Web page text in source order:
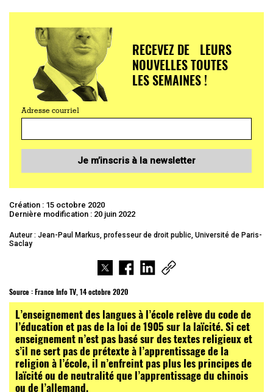
RECEVEZ DE LEURS
NOUVELLES TOUTES
LES SEMAINES !
Adresse courriel
Je m’inscris à la newsletter
Création : 15 octobre 2020
Dernière modification : 20 juin 2022
Auteur : Jean-Paul Markus, professeur de droit public, Université de Paris-
Saclay
Source :France Info TV, 14 octobre 2020
L’enseignement des langues à l’école relève du code de
l’éducation et pas de la loi de 1905 sur la laïcité. Si cet
enseignement n’est pas basé sur des textes religieux et
s’il ne sert pas de prétexte à l’apprentissage de la
religion à l’école, il n’enfreint pas plus les principes de
laïcité ou de neutralité que l’apprentissage du chinois
ou de l’allemand.